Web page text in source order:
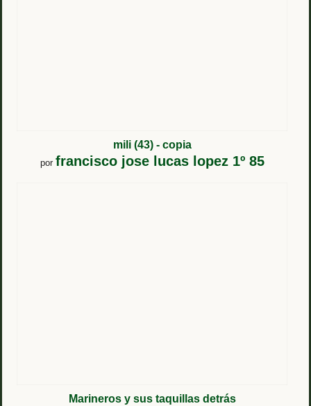
mili (43) - copia
por francisco jose lucas lopez 1º 85
Marineros y sus taquillas detrás